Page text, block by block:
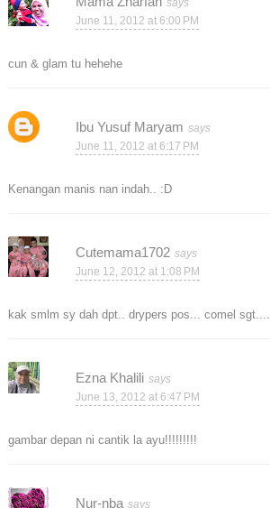
June 11, 2012 at 6:00 PM
cun & glam tu hehehe
Ibu Yusuf Maryam
June 11, 2012 at 6:17 PM
Kenangan manis nan indah.. :D
Cutemama1702
June 12, 2012 at 1:08 PM
kak smlm sy dah dpt.. drypers pos... comel sgt....
Ezna Khalili
June 13, 2012 at 6:47 PM
gambar depan ni cantik la ayu!!!!!!!!!
Nur-nba